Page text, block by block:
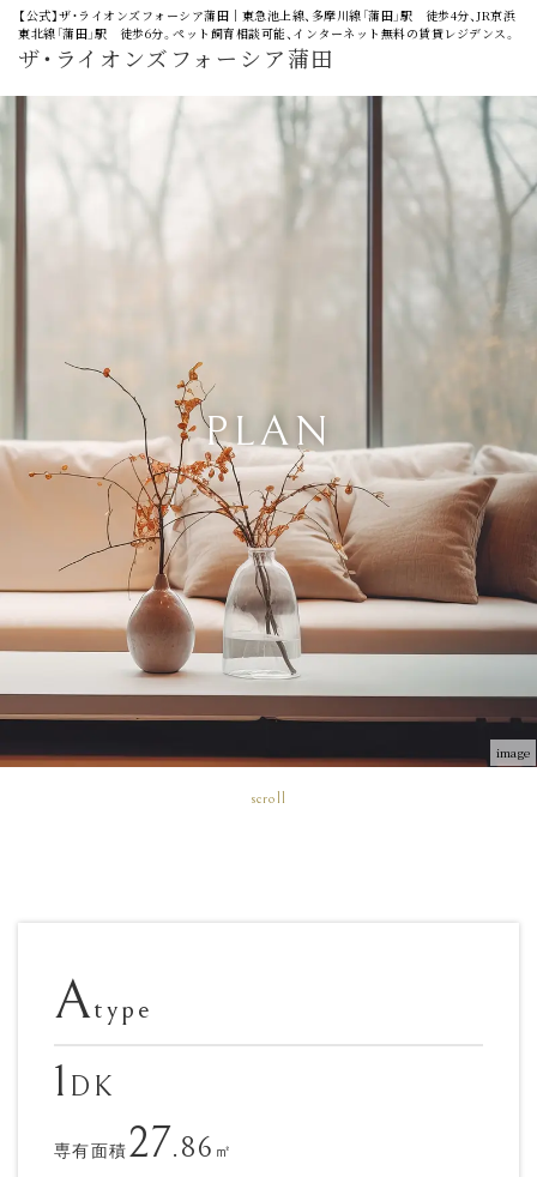
【公式】ザ・ライオンズフォーシア蒲田│東急池上線、多摩川線「蒲田」駅 徒歩4分、JR京浜
東北線「蒲田」駅 徒歩6分。ペット飼育相談可能、インターネット無料の賃貸レジデンス。
ザ・ライオンズフォーシア蒲田
image
scroll
PLAN
Atype
1 DK
専有面積27.86 ㎡